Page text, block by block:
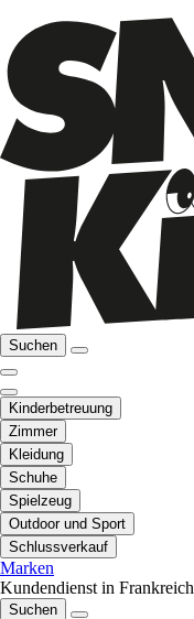
Suchen
Kinderbetreuung
Zimmer
Kleidung
Schuhe
Spielzeug
Outdoor und Sport
Schlussverkauf
Marken
Kundendienst in Frankreich
Suchen